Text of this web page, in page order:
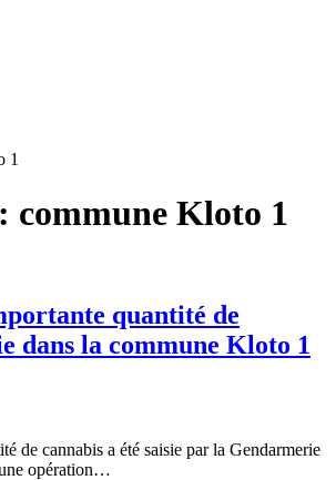
1
commune Kloto 1
quantité de
dans la commune Kloto 1
de cannabis a été saisie par la Gendarmerie
opération…